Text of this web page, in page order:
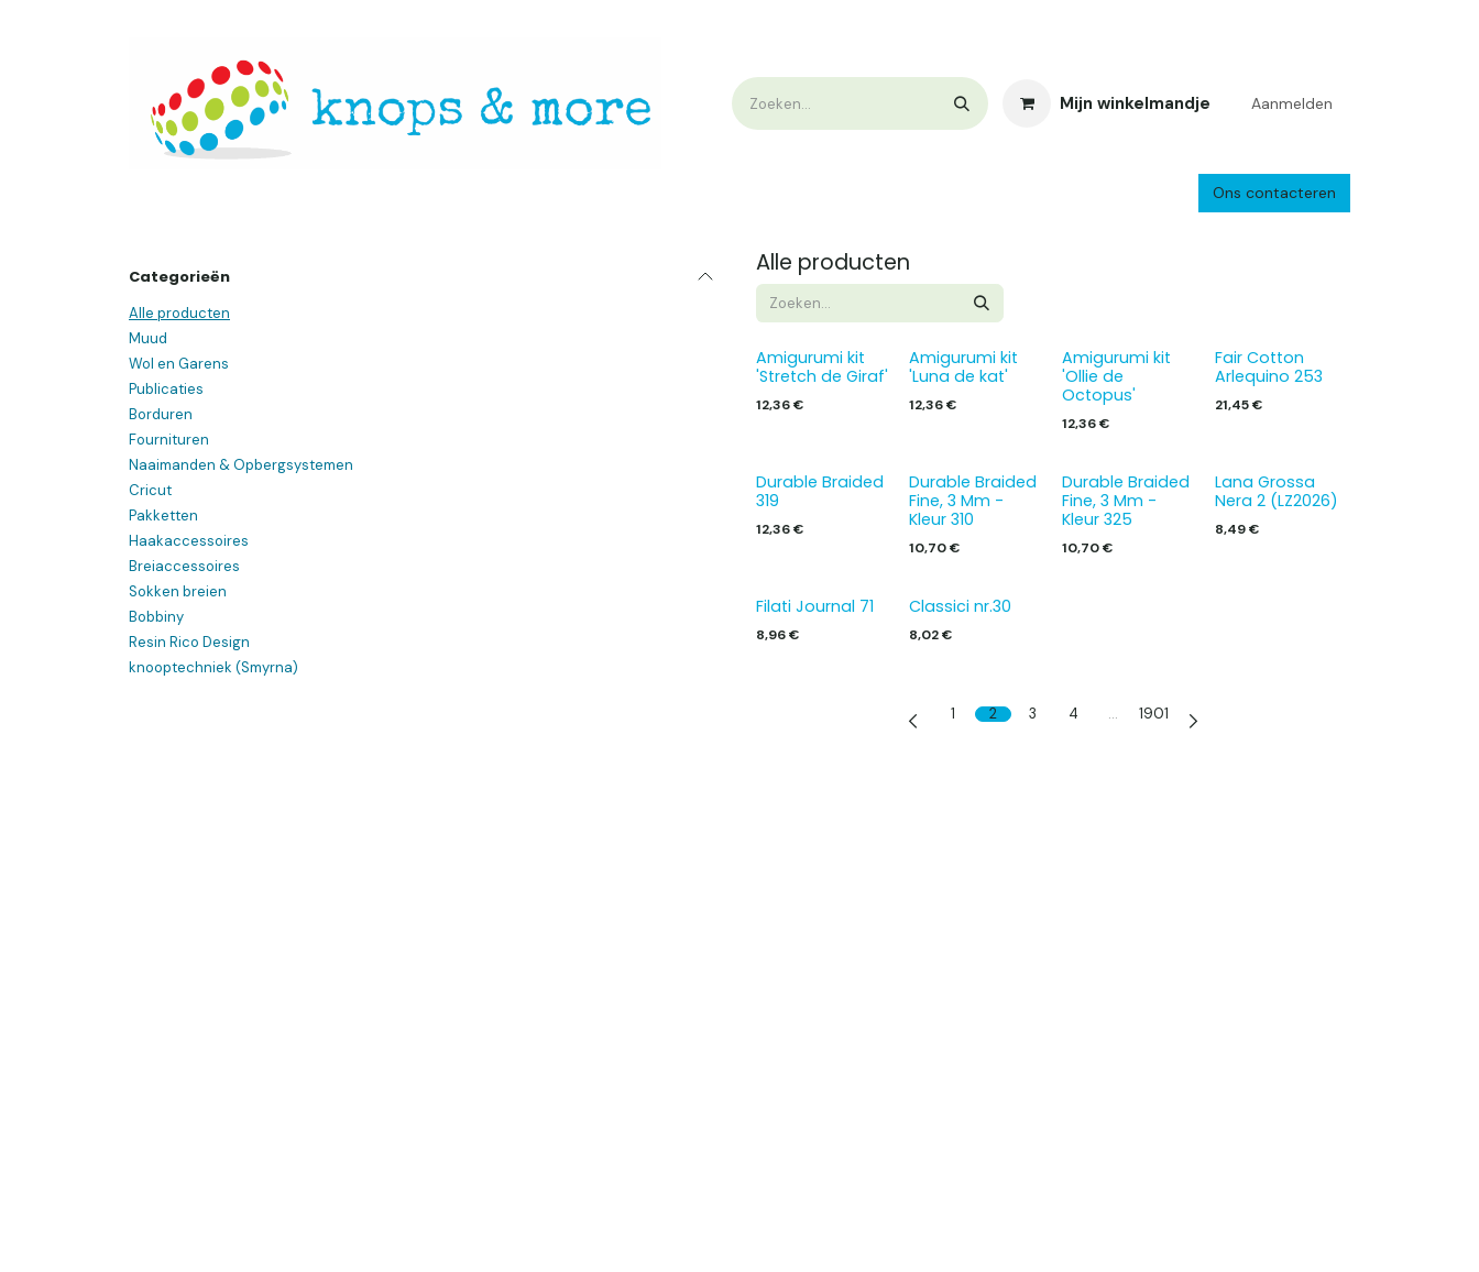
Mijn winkelmandje Aanmelden
Parkeren Bedrijf Verzenden en
Ons contacteren
Categorieën
Alle producten
Muud
Wol en Garens
Publicaties
Borduren
Fournituren
Naaimanden & Opbergsystemen
Cricut
Pakketten
Haakaccessoires
Breiaccessoires
Sokken breien
Bobbiny
Resin Rico Design
knooptechniek (Smyrna)
Alle producten
Amigurumi kit
'Stretch de Giraf'
12,36€
Amigurumi kit
'Luna de kat'
12,36€
Amigurumi kit
'Ollie de
Octopus'
12,36€
Fair Cotton
Arlequino 253
21,45€
Durable Braided
319
12,36€
Durable Braided
Fine, 3 Mm -
Kleur 310
10,70€
Durable Braided
Fine, 3 Mm -
Kleur 325
10,70€
Lana Grossa
Nera 2 (LZ2026)
8,49€
Filati Journal 71
8,96€
Classici nr.30
8,02€
1 2 3 4 … 1901